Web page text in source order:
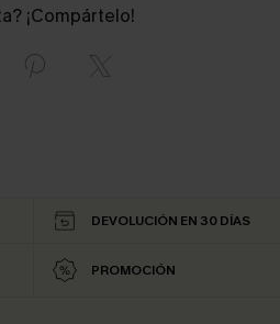
¡Compártelo!
DEVOLUCIÓN EN 30 DÍAS
PROMOCIÓN